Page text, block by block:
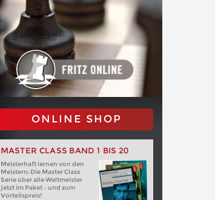
ONLINE SHOP
MASTER CLASS BAND 1 BIS 20
Meisterhaft lernen von den
Meistern: Die Master Class
Serie über alle Weltmeister
jetzt im Paket – und zum
Vorteilspreis!